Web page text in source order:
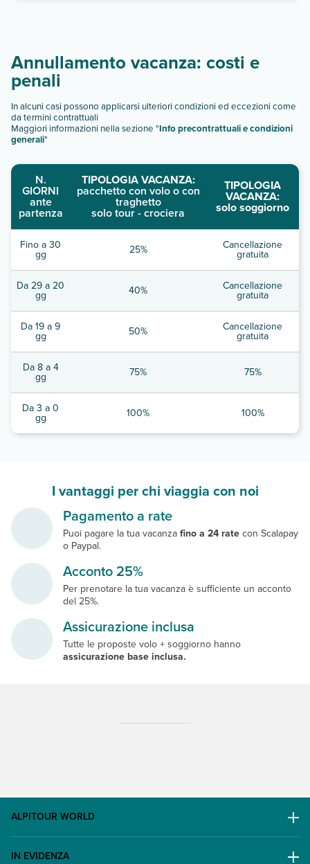
Annullamento vacanza: costi e
penali
In alcuni casi possono applicarsi ulteriori condizioni ed eccezioni come
da termini contrattuali
Maggiori informazioni nella sezione "Info precontrattuali e condizioni
generali"
N.
GIORNI
ante
partenza
TIPOLOGIA VACANZA:
pacchetto con volo o con
traghetto
solo tour - crociera
TIPOLOGIA
VACANZA:
solo soggiorno
Fino a 30
gg 25% Cancellazione
gratuita
Da 29 a 20
gg 40% Cancellazione
gratuita
Da 19 a 9
gg 50% Cancellazione
gratuita
Da 8 a 4
gg 75% 75%
Da 3 a 0
gg 100% 100%
I vantaggi per chi viaggia con noi
Pagamento a rate
Puoi pagare la tua vacanzafino a 24 ratecon Scalapay
o Paypal.
Acconto 25%
Per prenotare la tua vacanza è sufficiente un acconto
del 25%.
Assicurazione inclusa
Tutte le proposte volo + soggiorno hanno
assicurazione base inclusa.
ALPITOUR WORLD
AWARD
IN EVIDENZA